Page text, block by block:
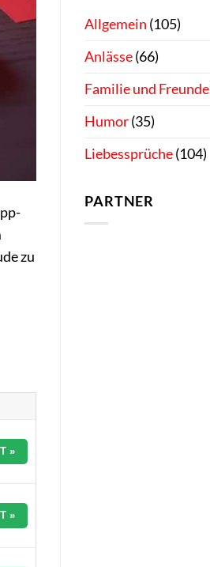
zu
»
»
Allgemein (105)
Anlässe(66)
Familie und Freunde
Humor(35)
Liebessprüche(104)
PARTNER